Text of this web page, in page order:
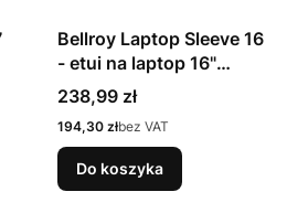
Bellroy Laptop Sleeve 16
- etui na laptop 16"
(navy)
Cena
238,99 zł
Cena
194,30 złbez VAT
Do koszyka